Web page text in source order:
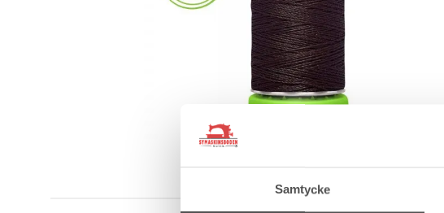
Samtycke